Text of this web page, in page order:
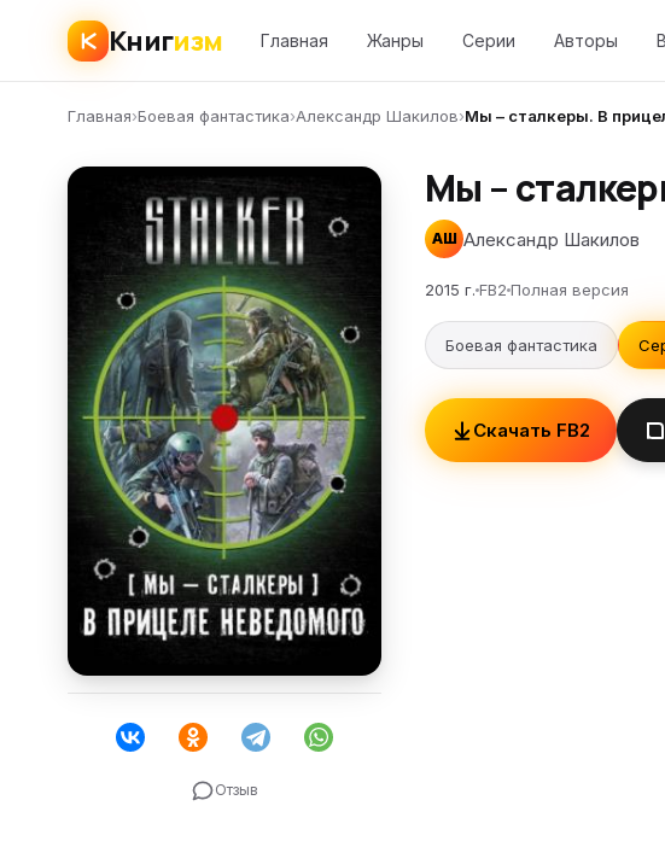
Книгизм Главная Жанры Серии Авторы
Главная›Боевая фантастика›Александр Шакилов›Мы – сталкеры. В
Отзыв
Мы –
АШ Александр Шакилов
2015 г. FB2 Полная версия
Боевая фантастика
Скачать FB2